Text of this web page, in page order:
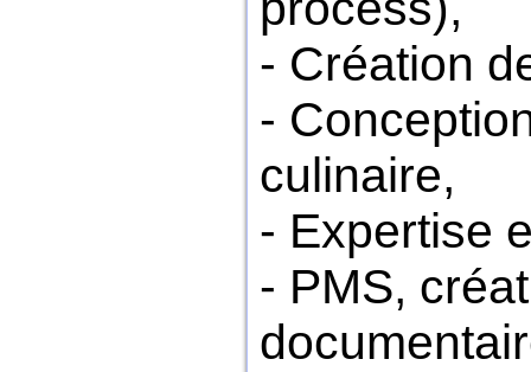
- Création
-
culinaire,
- Expertise
- PMS,